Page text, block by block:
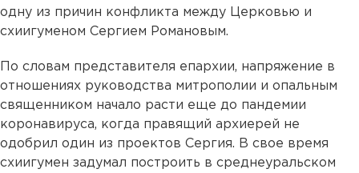
одну из причин конфликта между Церковью и
схиигуменом Сергием Романовым.
По словам представителя епархии, напряжение в
отношениях руководства митрополии и опальным
священником начало расти еще до пандемии
коронавируса, когда правящий архиерей не
одобрил один из проектов Сергия. В свое время
схиигумен задумал построить в среднеуральском